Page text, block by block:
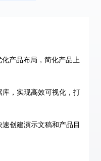
产品布局，简化产品上
，实现高效可视化，打
创建演示文稿和产品目